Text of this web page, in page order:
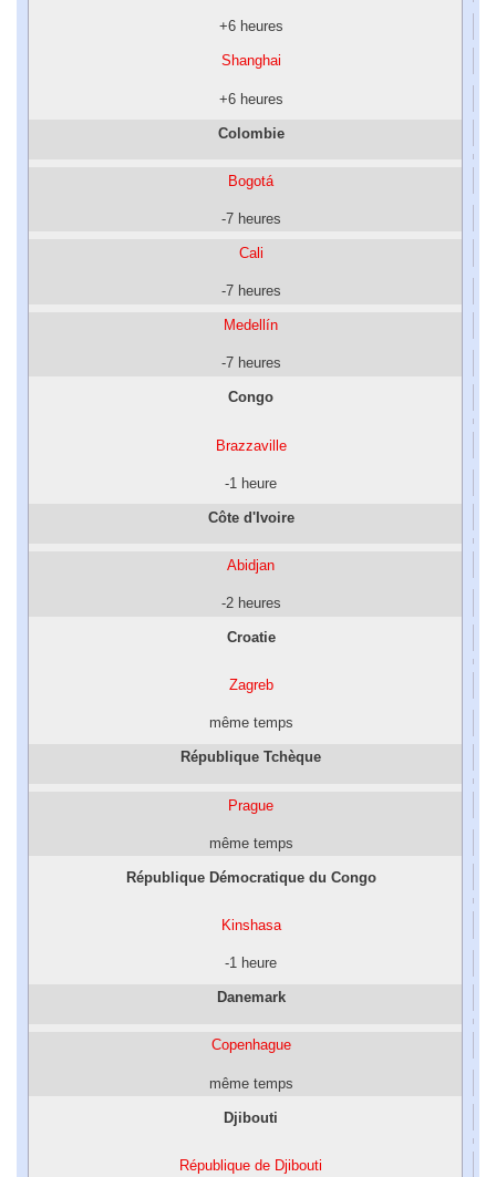
+6 heures
Shanghai
+6 heures
Colombie
Bogotá
-7 heures
Cali
-7 heures
Medellín
-7 heures
Congo
Brazzaville
-1 heure
Côte d'Ivoire
Abidjan
-2 heures
Croatie
Zagreb
même temps
République Tchèque
Prague
même temps
République Démocratique du Congo
Kinshasa
-1 heure
Danemark
Copenhague
même temps
Djibouti
République de Djibouti